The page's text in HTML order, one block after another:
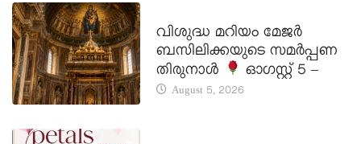
വിശുദ്ധ മറിയം മേജർ
ബസിലിക്കയുടെ സമർപ്പണ
തിരുനാൾ
ഓഗസ്റ്റ് 5 –
August 5, 2026